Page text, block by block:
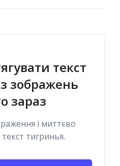
текст
зображень
зараз
і миттєво
тигринья.